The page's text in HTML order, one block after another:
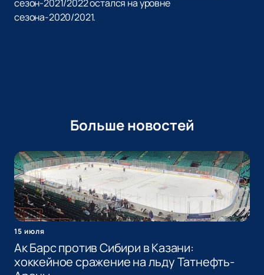
сезон-2021/2022 остался на уровне
сезона-2020/2021.
Больше новостей
15 июля
Ак Барс против Сибири в Казани:
хоккейное сражение на льду Татнефть-